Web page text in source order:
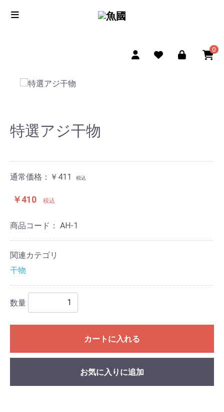
0
特選アジ干物
通常価格：￥411 税込
￥410 税込
商品コード： AH-1
関連カテゴリ
干物
数量
カートに入れる
お気に入りに追加